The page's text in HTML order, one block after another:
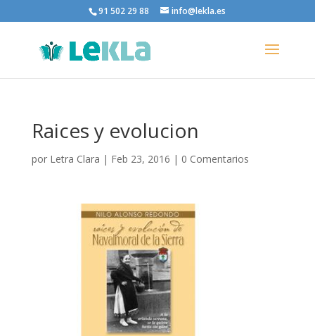
91 502 29 88 info@lekla.es
Raices y evolucion
por Letra Clara | Feb 23, 2016 | 0 Comentarios